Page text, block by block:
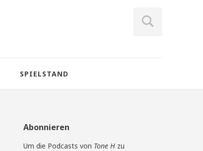
SPIELSTAND
Abonnieren
Um die Podcasts von Tone H zu